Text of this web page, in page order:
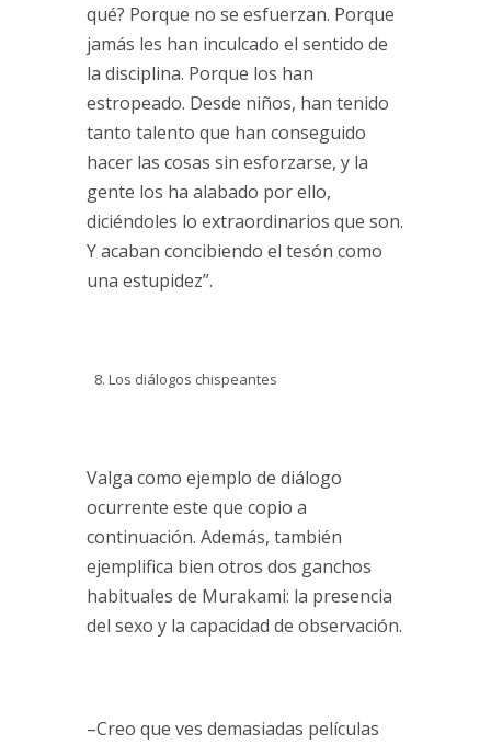
qué? Porque no se esfuerzan. Porque
jamás les han inculcado el sentido de
la disciplina. Porque los han
estropeado. Desde niños, han tenido
tanto talento que han conseguido
hacer las cosas sin esforzarse, y la
gente los ha alabado por ello,
diciéndoles lo extraordinarios que son.
Y acaban concibiendo el tesón como
una estupidez”.
Los diálogos chispeantes
Valga como ejemplo de diálogo
ocurrente este que copio a
continuación. Además, también
ejemplifica bien otros dos ganchos
habituales de Murakami: la presencia
del sexo y la capacidad de observación.
–Creo que ves demasiadas películas